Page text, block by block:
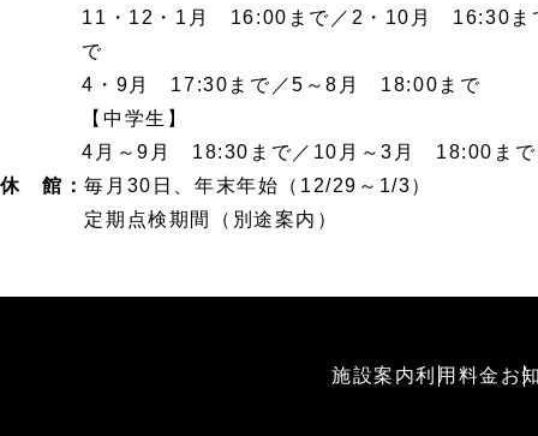
11・12・1月 16:00まで／2・10月 16:30ま
で
4・9月 17:30まで／5～8月 18:00まで
【中学生】
4月～9月 18:30まで／10月～3月 18:00まで
休 館：毎月30日、年末年始（12/29～1/3）
定期点検期間（別途案内）
施設案内利用料金 お